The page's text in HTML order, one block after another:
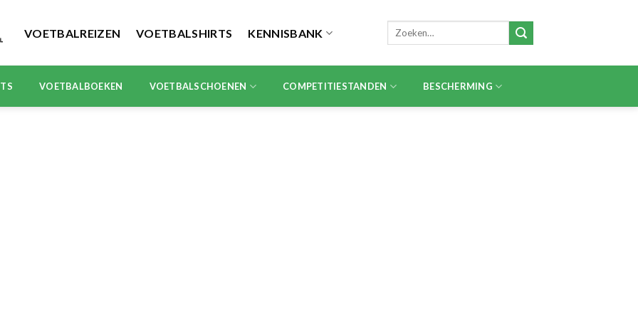
VOETBALREIZEN VOETBALSHIRTS KENNISBANK
Zoeken
VOETBALBOEKEN VOETBALSCHOENEN COMPETITIESTANDEN BESCHERMING